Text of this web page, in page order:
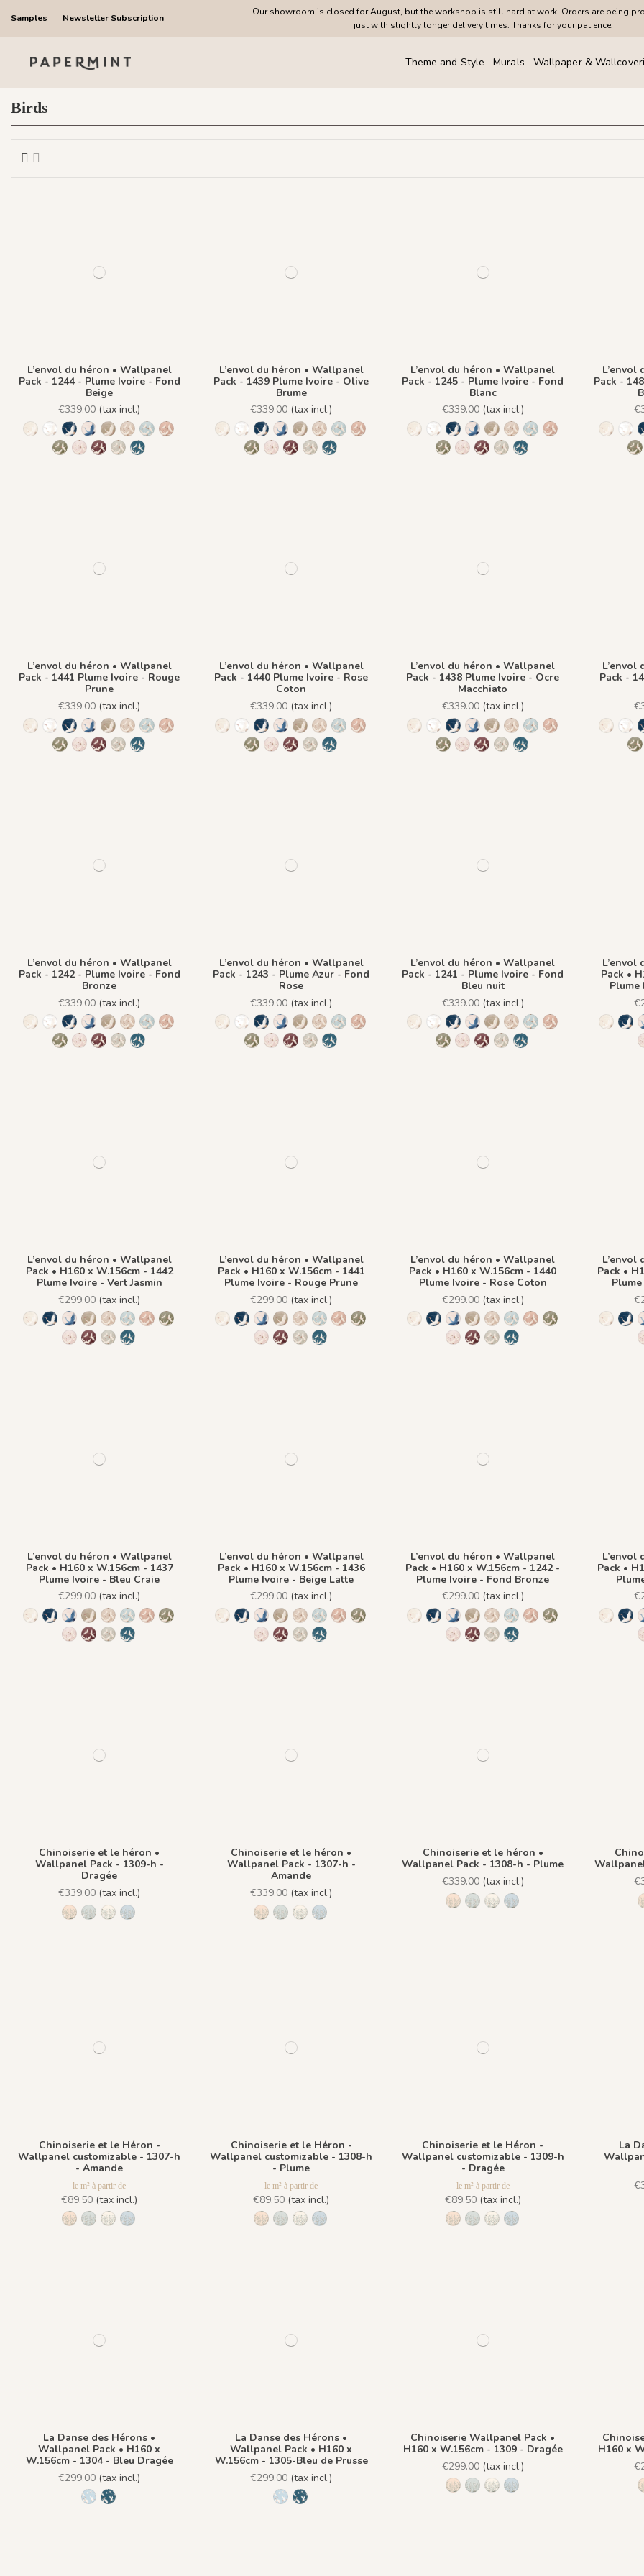
Samples Newsletter Subscription
Our showroom is closed for August, but the workshop is still hard at work! Orders are being
just with slightly longer delivery times. Thanks for your patience!
Theme and Style Murals Wallpaper &
Birds
L’envol du héron • Wallpanel
Pack - 1244 - Plume Ivoire - Fond
Beige
€339.00 (tax incl.)
1244 - Plume Ivoire - Fond Beige
1245 - Plume Ivoire - Fond Blanc
1241 - Plume Ivoire - Fond Bleu nuit
1243 - Plume Azur - Fond Rose
1242 - Plume Ivoire - Fond Bronze
1436 Plume Ivoire - Beige Latte
1437 Plume Ivoire - Bleu Craie
1438 Plume Ivoire - Ocre Macchiato
1439 Plume Ivoire - Olive Brume
1440 Plume Ivoire - Rose Coton
1441 Plume Ivoire - Rouge Prune
1442 Plume Ivoire - Vert Jasmin
1482 - Plume Ivoire - Fond Bleu Norvegien
L’envol du héron • Wallpanel
Pack - 1439 Plume Ivoire - Olive
Brume
€339.00 (tax incl.)
1244 - Plume Ivoire - Fond Beige
1245 - Plume Ivoire - Fond Blanc
1241 - Plume Ivoire - Fond Bleu nuit
1243 - Plume Azur - Fond Rose
1242 - Plume Ivoire - Fond Bronze
1436 Plume Ivoire - Beige Latte
1437 Plume Ivoire - Bleu Craie
1438 Plume Ivoire - Ocre Macchiato
1439 Plume Ivoire - Olive Brume
1440 Plume Ivoire - Rose Coton
1441 Plume Ivoire - Rouge Prune
1442 Plume Ivoire - Vert Jasmin
1482 - Plume Ivoire - Fond Bleu Norvegien
L’envol du héron • Wallpanel
Pack - 1245 - Plume Ivoire - Fond
Blanc
€339.00(tax incl.)
1244 - Plume Ivoire - Fond Beige
1245 - Plume Ivoire - Fond Blanc
1241 - Plume Ivoire - Fond Bleu nuit
1243 - Plume Azur - Fond Rose
1242 - Plume Ivoire - Fond
1436 Plume Ivoire - Beige
1437 Plume Ivoire -
1438 Plume Ivoire -
1439 Plume Ivoire - Olive Brume
1440 Plume Ivoire - Rose Coton
1441 Plume Ivoire - Rouge Prune
1442 Plume Ivoire - Vert Jasmin
1482 - Plume Ivoire -
Pack -
1244 -
L’envol du héron • Wallpanel
Pack - 1441 Plume Ivoire - Rouge
Prune
€339.00 (tax incl.)
1244 - Plume Ivoire - Fond Beige
1245 - Plume Ivoire - Fond Blanc
1241 - Plume Ivoire - Fond Bleu nuit
1243 - Plume Azur - Fond Rose
1242 - Plume Ivoire - Fond Bronze
1436 Plume Ivoire - Beige Latte
1437 Plume Ivoire - Bleu Craie
1438 Plume Ivoire - Ocre Macchiato
1439 Plume Ivoire - Olive Brume
1440 Plume Ivoire - Rose Coton
1441 Plume Ivoire - Rouge Prune
1442 Plume Ivoire - Vert Jasmin
1482 - Plume Ivoire - Fond Bleu Norvegien
L’envol du héron • Wallpanel
Pack - 1440 Plume Ivoire - Rose
Coton
€339.00 (tax incl.)
1244 - Plume Ivoire - Fond Beige
1245 - Plume Ivoire - Fond Blanc
1241 - Plume Ivoire - Fond Bleu nuit
1243 - Plume Azur - Fond Rose
1242 - Plume Ivoire - Fond Bronze
1436 Plume Ivoire - Beige Latte
1437 Plume Ivoire - Bleu Craie
1438 Plume Ivoire - Ocre Macchiato
1439 Plume Ivoire - Olive Brume
1440 Plume Ivoire - Rose Coton
1441 Plume Ivoire - Rouge Prune
1442 Plume Ivoire - Vert Jasmin
1482 - Plume Ivoire - Fond Bleu Norvegien
L’envol du héron • Wallpanel
Pack - 1438 Plume Ivoire - Ocre
Macchiato
€339.00(tax incl.)
1244 - Plume Ivoire - Fond Beige
1245 - Plume Ivoire - Fond Blanc
1241 - Plume Ivoire - Fond Bleu nuit
1243 - Plume Azur - Fond Rose
1242 - Plume Ivoire - Fond
1436 Plume Ivoire - Beige
1437 Plume Ivoire -
1438 Plume Ivoire -
1439 Plume Ivoire - Olive Brume
1440 Plume Ivoire - Rose Coton
1441 Plume Ivoire - Rouge Prune
1442 Plume Ivoire - Vert Jasmin
1482 - Plume Ivoire -
Pack -
1244 -
L’envol du héron • Wallpanel
Pack - 1242 - Plume Ivoire - Fond
Bronze
€339.00 (tax incl.)
1244 - Plume Ivoire - Fond Beige
1245 - Plume Ivoire - Fond Blanc
1241 - Plume Ivoire - Fond Bleu nuit
1243 - Plume Azur - Fond Rose
1242 - Plume Ivoire - Fond Bronze
1436 Plume Ivoire - Beige Latte
1437 Plume Ivoire - Bleu Craie
1438 Plume Ivoire - Ocre Macchiato
1439 Plume Ivoire - Olive Brume
1440 Plume Ivoire - Rose Coton
1441 Plume Ivoire - Rouge Prune
1442 Plume Ivoire - Vert Jasmin
1482 - Plume Ivoire - Fond Bleu Norvegien
L’envol du héron • Wallpanel
Pack - 1243 - Plume Azur - Fond
Rose
€339.00 (tax incl.)
1244 - Plume Ivoire - Fond Beige
1245 - Plume Ivoire - Fond Blanc
1241 - Plume Ivoire - Fond Bleu nuit
1243 - Plume Azur - Fond Rose
1242 - Plume Ivoire - Fond Bronze
1436 Plume Ivoire - Beige Latte
1437 Plume Ivoire - Bleu Craie
1438 Plume Ivoire - Ocre Macchiato
1439 Plume Ivoire - Olive Brume
1440 Plume Ivoire - Rose Coton
1441 Plume Ivoire - Rouge Prune
1442 Plume Ivoire - Vert Jasmin
1482 - Plume Ivoire - Fond Bleu Norvegien
L’envol du héron • Wallpanel
Pack - 1241 - Plume Ivoire - Fond
Bleu nuit
€339.00(tax incl.)
1244 - Plume Ivoire - Fond Beige
1245 - Plume Ivoire - Fond Blanc
1241 - Plume Ivoire - Fond Bleu nuit
1243 - Plume Azur - Fond Rose
1242 - Plume Ivoire - Fond
1436 Plume Ivoire - Beige
1437 Plume Ivoire -
1438 Plume Ivoire -
1439 Plume Ivoire - Olive Brume
1440 Plume Ivoire - Rose Coton
1441 Plume Ivoire - Rouge Prune
1442 Plume Ivoire - Vert Jasmin
1482 - Plume Ivoire - Fond
Pack •
Plume
1244 -
L’envol du héron • Wallpanel
Pack • H160 x W.156cm - 1442
Plume Ivoire - Vert Jasmin
€299.00 (tax incl.)
1244 - Plume Ivoire - Fond Beige
1241 - Plume Ivoire - Fond Bleu nuit
1243 - Plume Azur - Fond Rose
1242 - Plume Ivoire - Fond Bronze
1436 Plume Ivoire - Beige Latte
1437 Plume Ivoire - Bleu Craie
1438 Plume Ivoire - Ocre Macchiato
1439 Plume Ivoire - Olive Brume
1440 Plume Ivoire - Rose Coton
1441 Plume Ivoire - Rouge Prune
1442 Plume Ivoire - Vert Jasmin
1482 - Plume Ivoire - Fond Bleu Norvegien
L’envol du héron • Wallpanel
Pack • H160 x W.156cm - 1441
Plume Ivoire - Rouge Prune
€299.00 (tax incl.)
1244 - Plume Ivoire - Fond Beige
1241 - Plume Ivoire - Fond Bleu nuit
1243 - Plume Azur - Fond Rose
1242 - Plume Ivoire - Fond Bronze
1436 Plume Ivoire - Beige Latte
1437 Plume Ivoire - Bleu Craie
1438 Plume Ivoire - Ocre Macchiato
1439 Plume Ivoire - Olive Brume
1440 Plume Ivoire - Rose Coton
1441 Plume Ivoire - Rouge Prune
1442 Plume Ivoire - Vert Jasmin
1482 - Plume Ivoire - Fond Bleu Norvegien
L’envol du héron • Wallpanel
Pack • H160 x W.156cm - 1440
Plume Ivoire - Rose Coton
€299.00(tax incl.)
1244 - Plume Ivoire - Fond Beige
1241 - Plume Ivoire - Fond Bleu nuit
1243 - Plume Azur - Fond Rose
1242 - Plume Ivoire - Fond Bronze
1436 Plume Ivoire - Beige Latte
1437 Plume Ivoire - Bleu
1438 Plume Ivoire -
1439 Plume Ivoire -
1440 Plume Ivoire - Rose Coton
1441 Plume Ivoire - Rouge Prune
1442 Plume Ivoire - Vert Jasmin
1482 - Plume Ivoire - Fond
Pack •
1244 -
L’envol du héron • Wallpanel
Pack • H160 x W.156cm - 1437
Plume Ivoire - Bleu Craie
€299.00 (tax incl.)
1244 - Plume Ivoire - Fond Beige
1241 - Plume Ivoire - Fond Bleu nuit
1243 - Plume Azur - Fond Rose
1242 - Plume Ivoire - Fond Bronze
1436 Plume Ivoire - Beige Latte
1437 Plume Ivoire - Bleu Craie
1438 Plume Ivoire - Ocre Macchiato
1439 Plume Ivoire - Olive Brume
1440 Plume Ivoire - Rose Coton
1441 Plume Ivoire - Rouge Prune
1442 Plume Ivoire - Vert Jasmin
1482 - Plume Ivoire - Fond Bleu Norvegien
L’envol du héron • Wallpanel
Pack • H160 x W.156cm - 1436
Plume Ivoire - Beige Latte
€299.00 (tax incl.)
1244 - Plume Ivoire - Fond Beige
1241 - Plume Ivoire - Fond Bleu nuit
1243 - Plume Azur - Fond Rose
1242 - Plume Ivoire - Fond Bronze
1436 Plume Ivoire - Beige Latte
1437 Plume Ivoire - Bleu Craie
1438 Plume Ivoire - Ocre Macchiato
1439 Plume Ivoire - Olive Brume
1440 Plume Ivoire - Rose Coton
1441 Plume Ivoire - Rouge Prune
1442 Plume Ivoire - Vert Jasmin
1482 - Plume Ivoire - Fond Bleu Norvegien
L’envol du héron • Wallpanel
Pack • H160 x W.156cm - 1242 -
Plume Ivoire - Fond Bronze
€299.00(tax incl.)
1244 - Plume Ivoire - Fond Beige
1241 - Plume Ivoire - Fond Bleu nuit
1243 - Plume Azur - Fond Rose
1242 - Plume Ivoire - Fond Bronze
1436 Plume Ivoire - Beige Latte
1437 Plume Ivoire - Bleu
1438 Plume Ivoire -
1439 Plume Ivoire -
1440 Plume Ivoire - Rose Coton
1441 Plume Ivoire - Rouge Prune
1442 Plume Ivoire - Vert Jasmin
1482 - Plume Ivoire - Fond
Pack •
1244 -
Chinoiserie et le héron •
Wallpanel Pack - 1309-h -
Dragée
€339.00 (tax incl.)
1306-h - Pèche
1307-h - Amande
1308-h - Plume
1309-h - Dragée
Chinoiserie et le héron •
Wallpanel Pack - 1307-h -
Amande
€339.00 (tax incl.)
1306-h - Pèche
1307-h - Amande
1308-h - Plume
1309-h - Dragée
Chinoiserie et le héron •
Wallpanel Pack - 1308-h - Plume
€339.00(tax incl.)
1306-h - Pèche
1307-h - Amande
1308-h - Plume
1309-h - Dragée
Chinoiserie et le Héron -
Wallpanel customizable - 1307-h
- Amande
le m² à partir de
€89.50 (tax incl.)
1306-h - Pèche
1307-h - Amande
1308-h - Plume
1309-h - Dragée
Chinoiserie et le Héron -
Wallpanel customizable - 1308-h
- Plume
le m² à partir de
€89.50 (tax incl.)
1306-h - Pèche
1307-h - Amande
1308-h - Plume
1309-h - Dragée
Chinoiserie et le Héron -
Wallpanel customizable - 1309-h
- Dragée
le m² à partir de
€89.50(tax incl.)
1306-h - Pèche
1307-h - Amande
1308-h - Plume
1309-h - Dragée
La
La Danse des Hérons •
Wallpanel Pack • H160 x
W.156cm - 1304 - Bleu Dragée
€299.00 (tax incl.)
1304 - Bleu Dragée
1305-Bleu de Prusse
La Danse des Hérons •
Wallpanel Pack • H160 x
W.156cm - 1305-Bleu de Prusse
€299.00 (tax incl.)
1304 - Bleu Dragée
1305-Bleu de Prusse
Chinoiserie Wallpanel Pack •
H160 x W.156cm - 1309 - Dragée
€299.00(tax incl.)
1306 - Pèche
1307 - Amande
1308 - Plume
1309 - Dragée
H160 x